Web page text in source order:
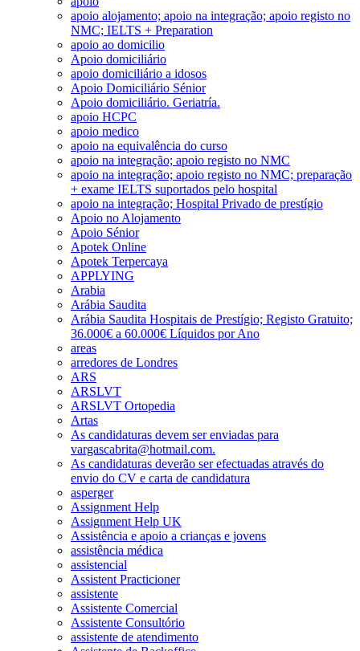
apoio alojamento; apoio na integração; apoio registo no
NMC; IELTS + Preparation
apoio ao domicilio
Apoio domiciliário
apoio domiciliário a idosos
Apoio Domiciliário Sénior
Apoio domiciliário. Geriatría.
apoio HCPC
apoio medico
apoio na equivalência do curso
apoio na integração; apoio registo no NMC
apoio na integração; apoio registo no NMC; preparação
+ exame IELTS suportados pelo hospital
apoio na integração; Hospital Privado de prestígio
Apoio no Alojamento
Apoio Sénior
Apotek Online
Apotek Terpercaya
APPLYING
Arabia
Arábia Saudita
Arábia Saudita Hospitais de Prestígio; Registo Gratuito;
36.000€ a 60.000€ Líquidos por Ano
areas
arredores de Londres
ARS
ARSLVT
ARSLVT Ortopedia
Artas
As candidaturas devem ser enviadas para
vargascabrita@hotmail.com.
As candidaturas deverão ser efectuadas através do
envio do CV e carta de candidatura
asperger
Assignment Help
Assignment Help UK
Assistência e apoio a crianças e jovens
assistência médica
assistencial
Assistent Practicioner
assistente
Assistente Comercial
Assistente Consultório
assistente de atendimento